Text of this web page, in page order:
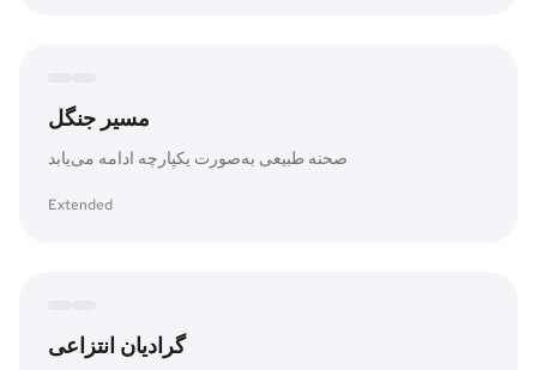
مسیر جنگل
صحنه طبیعی به‌صورت یکپارچه ادامه می‌یابد
Extended
گرادیان انتزاعی